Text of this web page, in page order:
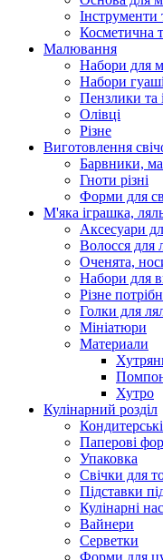
Інструменти
Косметична
Малювання
Набори для
Набори
Пензлики та
Олівці
Різне
Виготовлення
Барвники,
Гноти різні
Форми для
М'яка іграшка,
Аксесуари
Волосся для
Оченята,
Набори для
Різне
Голки для
Мініатюри
Материали
Хутро
Кулінарний розділ
Паперові
Упаковка
Свічки для
Підставки
Кулінарні
Вайнери
Серветки
Форми для